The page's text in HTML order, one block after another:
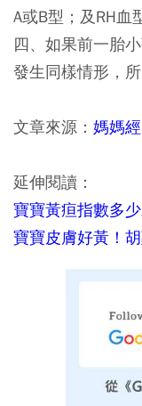
A或B型；及RH血
四、如果前一胎
發生同樣情形，
文章來源： 媽媽經
延伸閱讀：
寶寶黃疸指數多
寶寶皮膚好黃！